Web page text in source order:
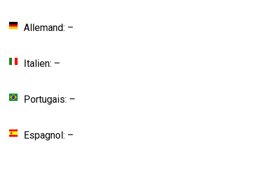
Allemand: –
Italien: –
Portugais: –
Espagnol: –